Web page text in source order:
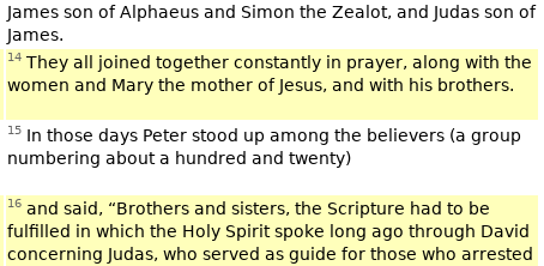
James son of Alphaeus and Simon the Zealot, and Judas son of
James.
14 They all joined together constantly in prayer, along with the
women and Mary the mother of Jesus, and with his brothers.
15 In those days Peter stood up among the believers (a group
numbering about a hundred and twenty)
16 and said, “Brothers and sisters, the Scripture had to be
fulfilled in which the Holy Spirit spoke long ago through David
concerning Judas, who served as guide for those who arrested